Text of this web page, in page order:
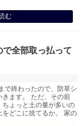
む
全部取っ払って
で終わったので、防草シ
きます。 ただ、その前
ょっと土の量が多いの
どこに捨てるか。 家の